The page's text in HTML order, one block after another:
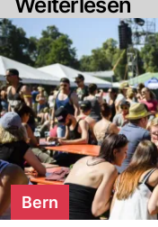
Bern